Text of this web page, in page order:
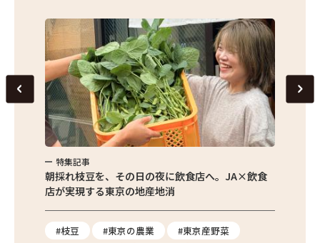
特集記事
朝採れ枝豆を、その日の夜に飲食店へ。JA×飲食
店が実現する東京の地産地消
#枝豆 #東京の農業
#東京産野菜